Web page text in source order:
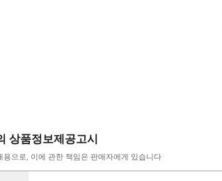
상품정보제공고시
용으로, 이에 관한 책임은 판매자에게 있습니다